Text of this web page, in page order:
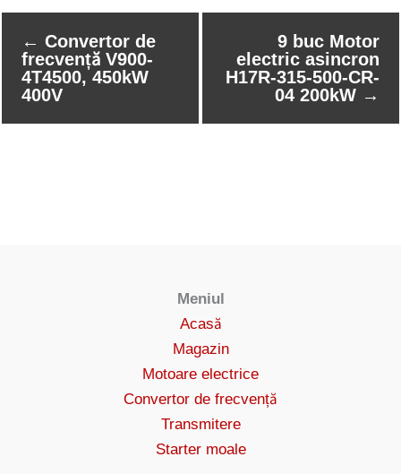
← Convertor de
frecvență V900-
4T4500, 450kW
400V
9 buc Motor
electric asincron
H17R-315-500-CR-
04 200kW →
Meniul
Acasă
Magazin
Motoare electrice
Convertor de frecvență
Transmitere
Starter moale